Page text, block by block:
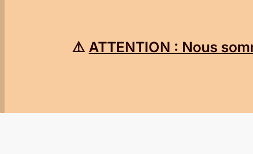
⚠️ ATTENTION : Nous